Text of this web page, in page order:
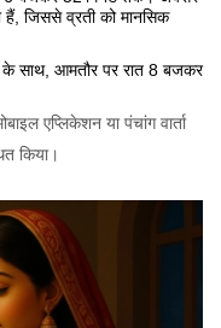
हैं, जिससे व्रती को मानसिक
के साथ, आमतौर पर रात 8 बजकर
एप्लिकेशन या पंचांग वार्ता
किया।